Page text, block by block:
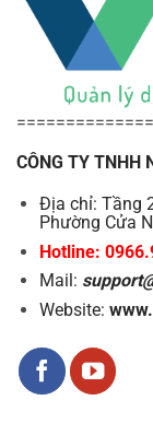
CÔNG TY TNHH
Địa chỉ: Tầng
Phường Cửa
Hotline:
Mail:
Website: